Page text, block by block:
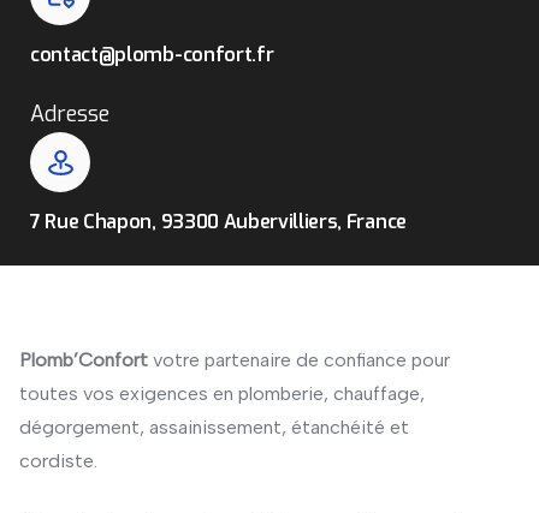
contact@plomb-confort.fr
Adresse
7 Rue Chapon, 93300 Aubervilliers, France
Plomb’Confort votre partenaire de confiance pour
toutes vos exigences en plomberie, chauffage,
dégorgement, assainissement, étanchéité et
cordiste.